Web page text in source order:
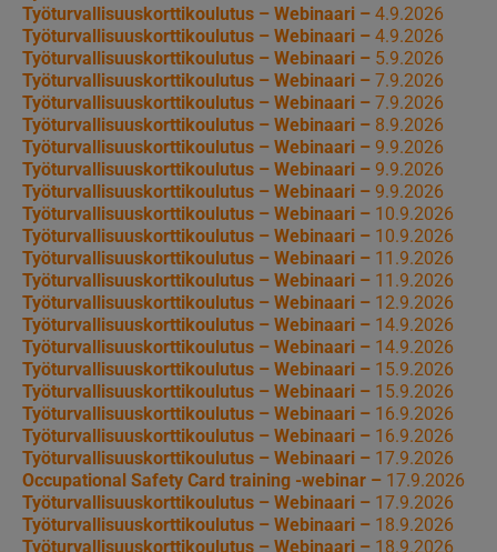
Työturvallisuuskorttikoulutus – Webinaari – 4.9.2026
Työturvallisuuskorttikoulutus – Webinaari – 4.9.2026
Työturvallisuuskorttikoulutus – Webinaari – 5.9.2026
Työturvallisuuskorttikoulutus – Webinaari – 7.9.2026
Työturvallisuuskorttikoulutus – Webinaari – 7.9.2026
Työturvallisuuskorttikoulutus – Webinaari – 8.9.2026
Työturvallisuuskorttikoulutus – Webinaari – 9.9.2026
Työturvallisuuskorttikoulutus – Webinaari – 9.9.2026
Työturvallisuuskorttikoulutus – Webinaari – 9.9.2026
Työturvallisuuskorttikoulutus – Webinaari – 10.9.2026
Työturvallisuuskorttikoulutus – Webinaari – 10.9.2026
Työturvallisuuskorttikoulutus – Webinaari – 11.9.2026
Työturvallisuuskorttikoulutus – Webinaari – 11.9.2026
Työturvallisuuskorttikoulutus – Webinaari – 12.9.2026
Työturvallisuuskorttikoulutus – Webinaari – 14.9.2026
Työturvallisuuskorttikoulutus – Webinaari – 14.9.2026
Työturvallisuuskorttikoulutus – Webinaari – 15.9.2026
Työturvallisuuskorttikoulutus – Webinaari – 15.9.2026
Työturvallisuuskorttikoulutus – Webinaari – 16.9.2026
Työturvallisuuskorttikoulutus – Webinaari – 16.9.2026
Työturvallisuuskorttikoulutus – Webinaari – 17.9.2026
Occupational Safety Card training -webinar – 17.9.2026
Työturvallisuuskorttikoulutus – Webinaari – 17.9.2026
Työturvallisuuskorttikoulutus – Webinaari – 18.9.2026
Työturvallisuuskorttikoulutus – Webinaari – 18.9.2026